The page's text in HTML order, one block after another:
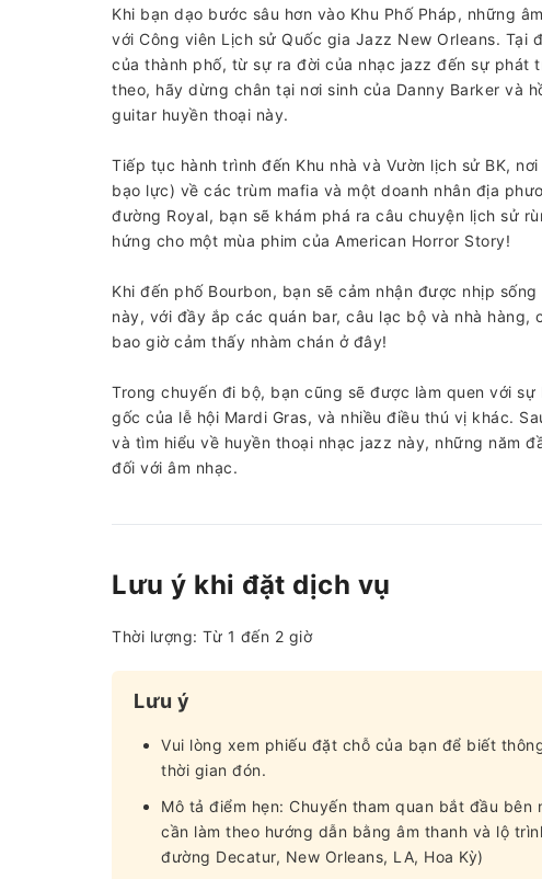
Khi bạn dạo bước sâu hơn vào Khu Phố Pháp, những
với Công viên Lịch sử Quốc gia Jazz New Orleans. Tại
của thành phố, từ sự ra đời của nhạc jazz đến sự phát
theo, hãy dừng chân tại nơi sinh của Danny Barker và
guitar huyền thoại này.
Tiếp tục hành trình đến Khu nhà và Vườn lịch sử BK,
bạo lực) về các trùm mafia và một doanh nhân địa
đường Royal, bạn sẽ khám phá ra câu chuyện lịch sử
hứng cho một mùa phim của American Horror Story!
Khi đến phố Bourbon, bạn sẽ cảm nhận được nhịp
này, với đầy ắp các quán bar, câu lạc bộ và nhà hàng,
bao giờ cảm thấy nhàm chán ở đây!
Trong chuyến đi bộ, bạn cũng sẽ được làm quen với
gốc của lễ hội Mardi Gras, và nhiều điều thú vị khác.
và tìm hiểu về huyền thoại nhạc jazz này, những năm
đối với âm nhạc.
Lưu ý khi đặt dịch vụ
Thời lượng: Từ 1 đến 2 giờ
Lưu ý
Vui lòng xem phiếu đặt chỗ của bạn để biết
thời gian đón.
Mô tả điểm hẹn: Chuyến tham quan bắt đầu
cần làm theo hướng dẫn bằng âm thanh và lộ
đường Decatur, New Orleans, LA, Hoa Kỳ)